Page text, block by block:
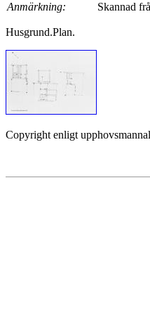
Anmärkning:
Skannad
Husgrund.Plan.
Copyright enligt